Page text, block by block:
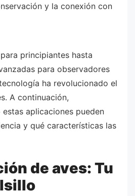
y la conexión con
principiantes hasta
para observadores
ha revolucionado el
A continuación,
aplicaciones pueden
y qué características las
de aves: Tu